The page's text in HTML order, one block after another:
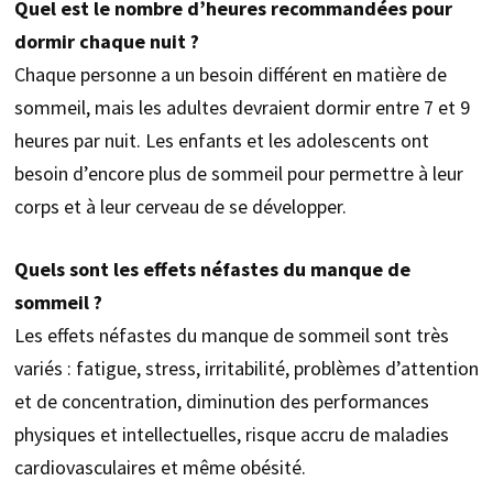
Quel est le nombre d’heures recommandées pour
dormir chaque nuit ?
Chaque personne a un besoin différent en matière de
sommeil, mais les adultes devraient dormir entre 7 et 9
heures par nuit. Les enfants et les adolescents ont
besoin d’encore plus de sommeil pour permettre à leur
corps et à leur cerveau de se développer.
Quels sont les effets néfastes du manque de
sommeil ?
Les effets néfastes du manque de sommeil sont très
variés : fatigue, stress, irritabilité, problèmes d’attention
et de concentration, diminution des performances
physiques et intellectuelles, risque accru de maladies
cardiovasculaires et même obésité.